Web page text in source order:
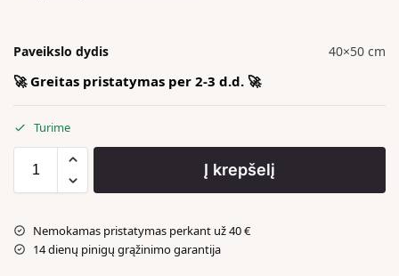
Paveikslo dydis 40×50 cm
🚀 Greitas pristatymas per 2-3 d.d. 🚀
Turime
Į krepšelį
Nemokamas pristatymas perkant už 40 €
14 dienų pinigų grąžinimo garantija